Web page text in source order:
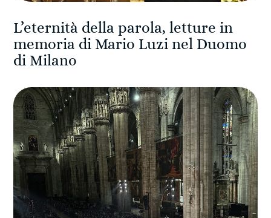
L’eternità della parola, letture in
memoria di Mario Luzi nel Duomo
di Milano